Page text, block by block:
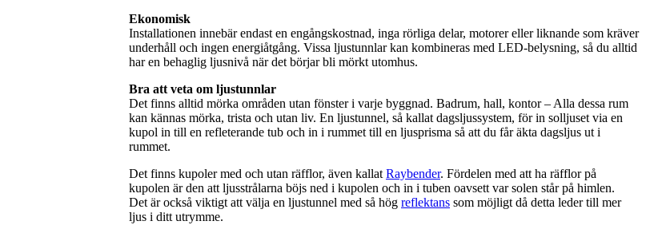
Ekonomisk
Installationen innebär endast en engångskostnad, inga rörliga delar, motorer eller liknande som kräver
underhåll och ingen energiåtgång. Vissa ljustunnlar kan kombineras med LED-belysning, så du alltid
har en behaglig ljusnivå när det börjar bli mörkt utomhus.
Bra att veta om ljustunnlar
Det finns alltid mörka områden utan fönster i varje byggnad. Badrum, hall, kontor – Alla dessa rum
kan kännas mörka, trista och utan liv. En ljustunnel, så kallat dagsljussystem, för in solljuset via en
kupol in till en refleterande tub och in i rummet till en ljusprisma så att du får äkta dagsljus ut i
rummet.
Det finns kupoler med och utan räfflor, även kallatRaybender. Fördelen med att ha räfflor på
kupolen är den att ljusstrålarna böjs ned i kupolen och in i tuben oavsett var solen står på himlen.
Det är också viktigt att välja en ljustunnel med så hög reflektans som möjligt då detta leder till mer
ljus i ditt utrymme.